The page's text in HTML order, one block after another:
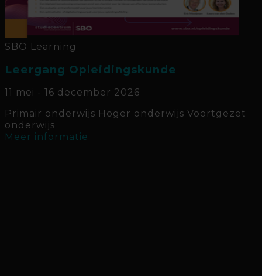
SBO Learning
Leergang Opleidingskunde
11 mei - 16 december 2026
Primair onderwijs Hoger onderwijs Voortgezet
onderwijs
Meer informatie